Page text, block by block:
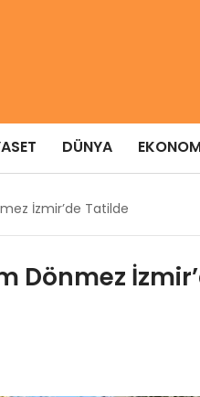
DÜNYA
İzmir’de Tatilde
Dönmez